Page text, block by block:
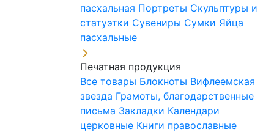
пасхальная Портреты Скульптуры и
статуэтки Сувениры Сумки Яйца
пасхальные
Печатная продукция
Все товары Блокноты Вифлеемская
звезда Грамоты, благодарственные
письма Закладки Календари
церковные Книги православные